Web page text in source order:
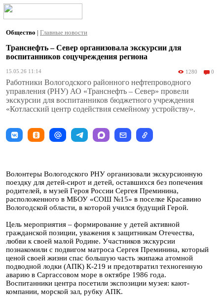
Общество | Главные новости
Транснефть – Север организовала экскурсии для
воспитанников соцучреждения региона
15.05.26 11:14 1280 0
Работники Вологодского районного нефтепроводного
управления (РНУ) АО «Транснефть – Север» провели
экскурсии для воспитанников бюджетного учреждения
«Котласский центр содействия семейному устройству».
Волонтеры Вологодского РНУ организовали экскурсионную
поездку для детей-сирот и детей, оставшихся без попечения
родителей, в музей Героя России Сергея Преминина,
расположенного в МБОУ «СОШ №15» в поселке Красавино
Вологодской области, в которой учился будущий Герой.
Цель мероприятия – формирование у детей активной
гражданской позиции, уважения к защитникам Отечества,
любви к своей малой Родине. Участников экскурсии
познакомили с подвигом матроса Сергея Преминина, который
ценой своей жизни спас большую часть экипажа атомной
подводной лодки (АПК) К-219 и предотвратил техногенную
аварию в Саргассовом море в октябре 1986 года.
Воспитанники центра посетили экспозиции музея: кают-
компании, морской зал, рубку АПК.